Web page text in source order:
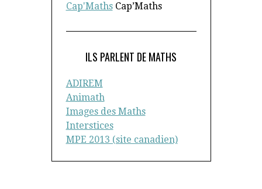
Cap'MathsCap’Maths
ILS PARLENT DE MATHS
ADIREM
Animath
Images des Maths
Interstices
MPE 2013 (site canadien)